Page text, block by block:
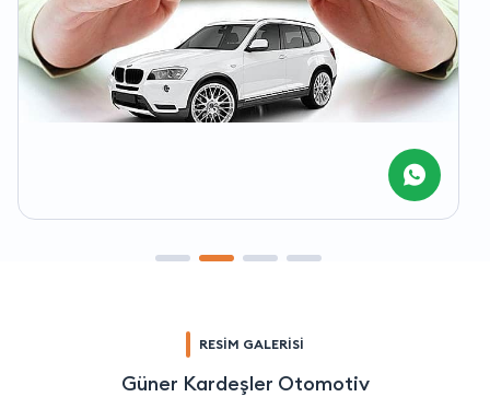
RESİM GALERİSİ
Güner Kardeşler Otomotiv